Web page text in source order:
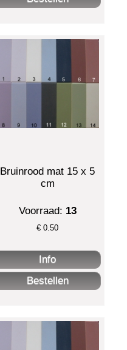
Bruinrood mat 15 x 5
cm
Voorraad: 13
€0.50